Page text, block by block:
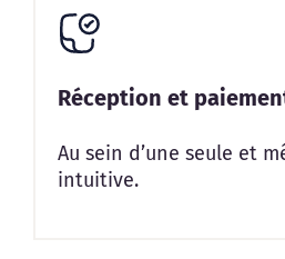
Réception et
Au sein d’une seule et
intuitive.